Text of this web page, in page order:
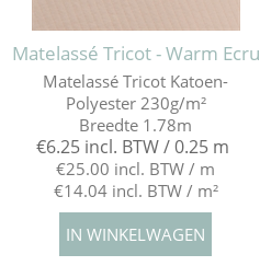
Matelassé Tricot - Warm Ecru
Matelassé Tricot Katoen-
Polyester 230g/m²
Breedte 1.78m
€6.25 incl. BTW / 0.25 m
€25.00 incl. BTW / m
€14.04 incl. BTW / m²